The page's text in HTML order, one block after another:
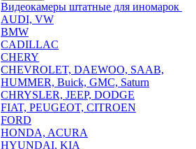
Видеокамеры штатные для иномарок
AUDI, VW
BMW
CADILLAC
CHERY
CHEVROLET, DAEWOO, SAAB,
HUMMER, Buick, GMC, Saturn
CHRYSLER, JEEP, DODGE
FIAT, PEUGEOT, CITROEN
FORD
HONDA, ACURA
HYUNDAI, KIA